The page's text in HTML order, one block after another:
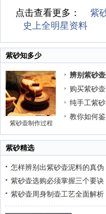
点击查看更多： 紫
史上全明星资料
紫砂知多少
紫砂壶制作过程
辨别紫砂
购买紫砂
纯手工紫
教你如何
紫砂精选
怎样辨别出紫砂壶泥料的真伪
紫砂壶选购必须掌握三个要诀
紫砂壶周身制壶工艺全面解析